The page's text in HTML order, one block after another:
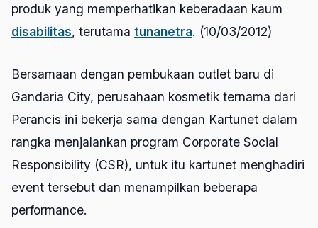
produk yang memperhatikan keberadaan kaum
disabilitas, terutama tunanetra. (10/03/2012)
Bersamaan dengan pembukaan outlet baru di
Gandaria City, perusahaan kosmetik ternama dari
Perancis ini bekerja sama dengan Kartunet dalam
rangka menjalankan program Corporate Social
Responsibility (CSR), untuk itu kartunet menghadiri
event tersebut dan menampilkan beberapa
performance.